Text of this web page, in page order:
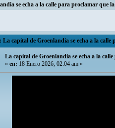
se echa a la calle para proclamar que
La capital de Groenlandia se echa a la
La capital de Groenlandia se echa a la
«en:18 Enero 2026, 02:04 am »